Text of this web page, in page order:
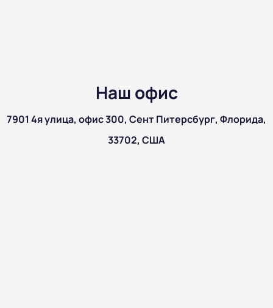
Наш офис
7901 4я улица, офис 300, Сент Питерсбург, Флорида,
33702, США